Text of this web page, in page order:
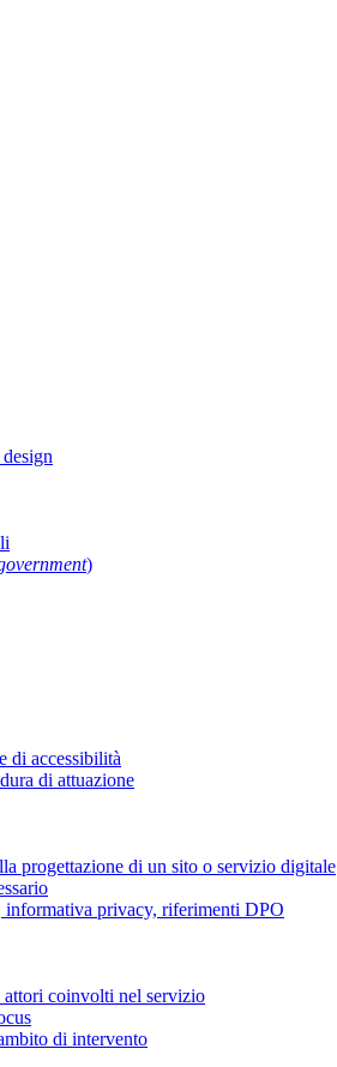
)
di accessibilità
di attuazione
progettazione di un sito o servizio digitale
informativa privacy, riferimenti DPO
coinvolti nel servizio
di intervento